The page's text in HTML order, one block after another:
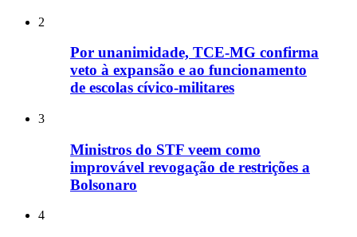
2
Por unanimidade, TCE-MG confirma
veto à expansão e ao funcionamento
de escolas cívico-militares
3
Ministros do STF veem como
improvável revogação de restrições a
Bolsonaro
4